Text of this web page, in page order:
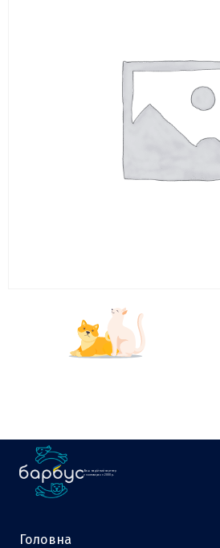
Ваш надійний партнер
у зоотоварах з 2000 р.
Головна